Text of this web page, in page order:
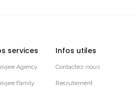
services
Agency
Family
Infos utiles
Contactez-nous
Recrutement